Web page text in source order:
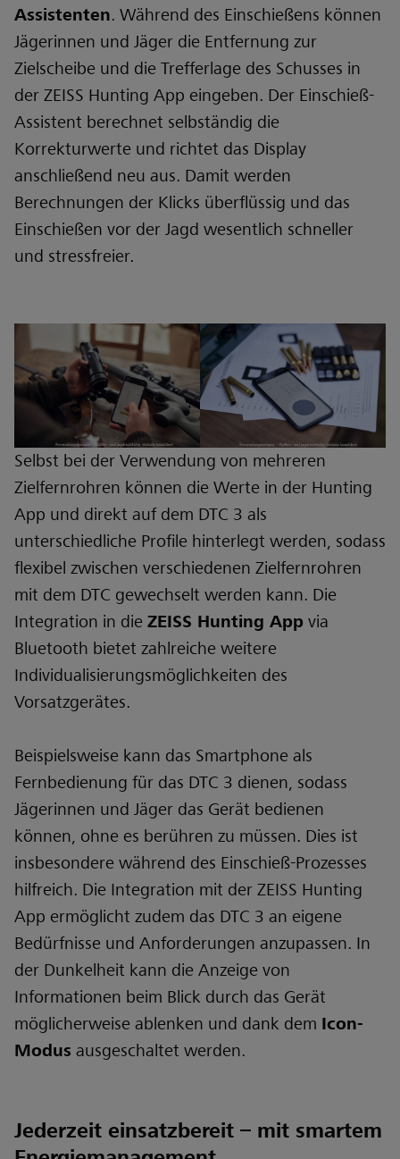
Assistenten. Während des Einschießens können
Jägerinnen und Jäger die Entfernung zur
Zielscheibe und die Trefferlage des Schusses in
der ZEISS Hunting App eingeben. Der Einschieß-
Assistent berechnet selbständig die
Korrekturwerte und richtet das Display
anschließend neu aus. Damit werden
Berechnungen der Klicks überflüssig und das
Einschießen vor der Jagd wesentlich schneller
und stressfreier.
Selbst bei der Verwendung von mehreren
Zielfernrohren können die Werte in der Hunting
App und direkt auf dem DTC 3 als
unterschiedliche Profile hinterlegt werden, sodass
flexibel zwischen verschiedenen Zielfernrohren
mit dem DTC gewechselt werden kann. Die
Integration in die ZEISS Hunting App via
Bluetooth bietet zahlreiche weitere
Individualisierungsmöglichkeiten des
Vorsatzgerätes.
Beispielsweise kann das Smartphone als
Fernbedienung für das DTC 3 dienen, sodass
Jägerinnen und Jäger das Gerät bedienen
können, ohne es berühren zu müssen. Dies ist
insbesondere während des Einschieß-Prozesses
hilfreich. Die Integration mit der ZEISS Hunting
App ermöglicht zudem das DTC 3 an eigene
Bedürfnisse und Anforderungen anzupassen. In
der Dunkelheit kann die Anzeige von
Informationen beim Blick durch das Gerät
möglicherweise ablenken und dank dem Icon-
Modus ausgeschaltet werden.
Jederzeit einsatzbereit – mit smartem